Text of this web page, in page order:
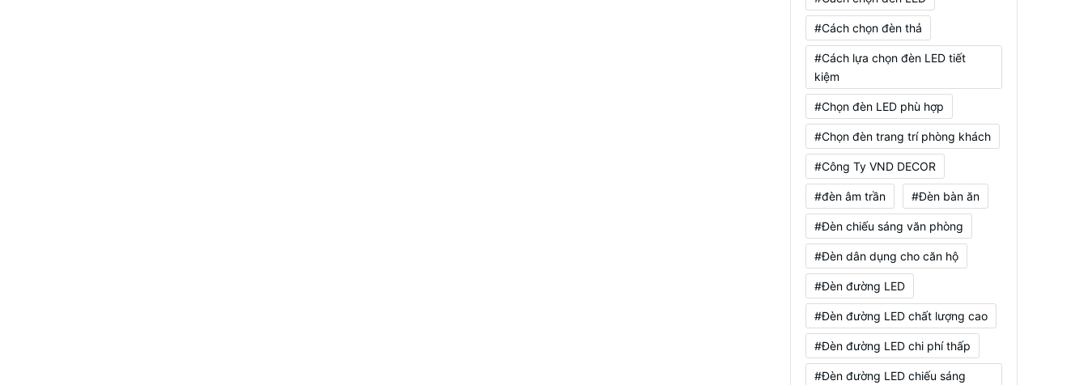
#Cách chọn đèn thả
#Cách lựa chọn đèn LED tiết
kiệm
#Chọn đèn LED phù hợp
#Chọn đèn trang trí phòng khách
#Công Ty VND DECOR
#đèn âm trần #Đèn bàn ăn
#Đèn chiếu sáng văn phòng
#Đèn dân dụng cho căn hộ
#Đèn đường LED
#Đèn đường LED chất lượng cao
#Đèn đường LED chi phí thấp
#Đèn đường LED chiếu sáng